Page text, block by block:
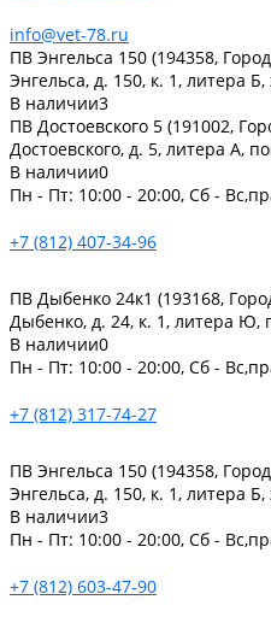
info@vet-78.ru
ПВ Энгельса 150 (194358,
Энгельса, д. 150, к. 1, литера Б,
В наличии3
ПВ Достоевского 5 (191002,
Достоевского, д. 5, литера А,
В наличии0
Пн - Пт: 10:00 - 20:00, Сб -
+7 (812) 407-34-96
ПВ Дыбенко 24к1 (193168,
Дыбенко, д. 24, к. 1, литера
В наличии0
Пн - Пт: 10:00 - 20:00, Сб -
+7 (812) 317-74-27
ПВ Энгельса 150 (194358,
Энгельса, д. 150, к. 1, литера Б,
В наличии3
Пн - Пт: 10:00 - 20:00, Сб -
+7 (812) 603-47-90